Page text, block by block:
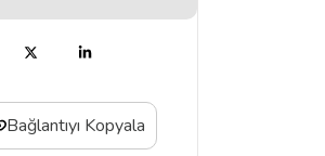
Bağlantıyı Kopyala